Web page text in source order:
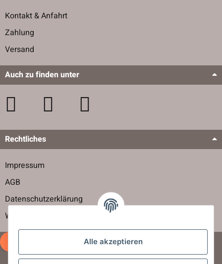
Alle akzeptieren
Kontakt & Anfahrt
Zahlung
Versand
Auch zu finden unter
Rechtliches
Impressum
AGB
Datenschutzerklärung
Widerrufsbelehrung